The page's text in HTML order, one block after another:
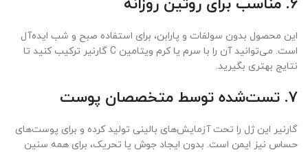
6. مناسب برای روتین روزانه
این محصول بدون سولفات و پارابن، برای استفاده صبح و شب ایده‌آل
است. می‌توانید آن را با سرم یا کرم ویتامین C گارنیر ترکیب کنید تا
نتایج بهتری بگیرید.
7. تست‌شده توسط متخصصان پوست
گارنیر این ژل را تحت آزمایش‌های بالینی تولید کرده و برای پوست‌های
حساس نیز ایمن است. بدون ایجاد جوش یا تحریک، برای همه سنین